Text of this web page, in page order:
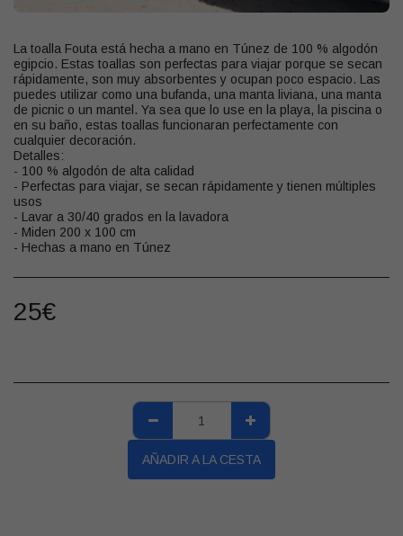
La toalla Fouta está hecha a mano en Túnez de 100 % algodón
egipcio. Estas toallas son perfectas para viajar porque se secan
rápidamente, son muy absorbentes y ocupan poco espacio. Las
puedes utilizar como una bufanda, una manta liviana, una manta
de picnic o un mantel. Ya sea que lo use en la playa, la piscina o
en su baño, estas toallas funcionaran perfectamente con
cualquier decoración.
Detalles:
- 100 % algodón de alta calidad
- Perfectas para viajar, se secan rápidamente y tienen múltiples
usos
- Lavar a 30/40 grados en la lavadora
- Miden 200 x 100 cm
- Hechas a mano en Túnez
25€
AÑADIR A LA CESTA